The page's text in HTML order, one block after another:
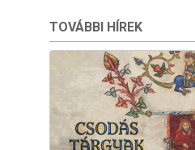
TOVÁBBI HÍREK